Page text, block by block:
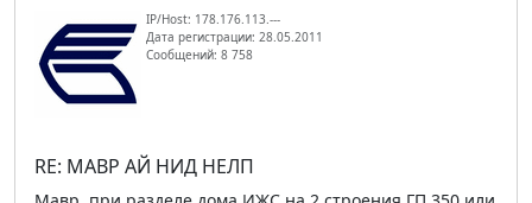
IP/Host: 178.176.113.---
Дата регистрации: 28.05.2011
Сообщений: 8 758
RE: МАВР АЙ НИД НЕЛП